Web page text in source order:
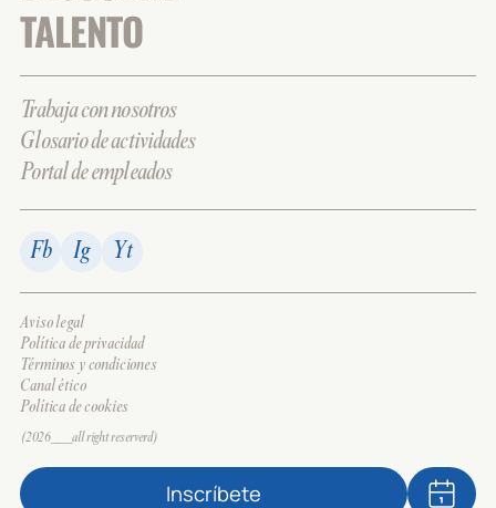
Inscríbete
TALENTO
Trabaja con nosotros
Glosario de actividades
Portal de empleados
Fb Ig Yt
Aviso legal
Política de privacidad
Términos y condiciones
Canal ético
Política de cookies
(2026___all right reserverd)